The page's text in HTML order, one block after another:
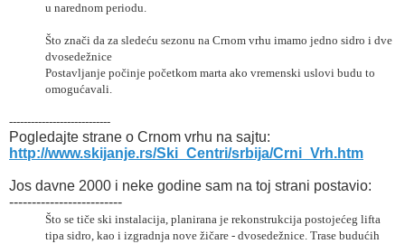
u narednom periodu.
Što znači da za sledeću sezonu na Crnom vrhu imamo jedno sidro i dve
dvosedežnice
Postavljanje počinje početkom marta ako vremenski uslovi budu to
omogućavali.
----------------------------
Pogledajte strane o Crnom vrhu na sajtu:
http://www.skijanje.rs/Ski_Centri/srbija/Crni_Vrh.htm
Jos davne 2000 i neke godine sam na toj strani postavio:
-------------------------
Što se tiče ski instalacija, planirana je rekonstrukcija postojećeg lifta
tipa sidro, kao i izgradnja nove žičare - dvosedežnice. Trase budućih